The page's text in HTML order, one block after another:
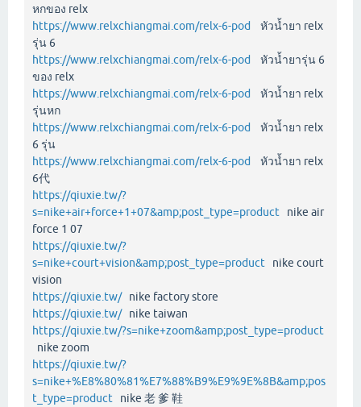
หกของ relx
https://www.relxchiangmai.com/relx-6-pod
หัวน้ำยา relx
รุ่น 6
https://www.relxchiangmai.com/relx-6-pod
หัวน้ำยารุ่น 6
ของ relx
https://www.relxchiangmai.com/relx-6-pod
หัวน้ำยา relx
รุ่นหก
https://www.relxchiangmai.com/relx-6-pod
หัวน้ำยา relx
6 รุ่น
https://www.relxchiangmai.com/relx-6-pod
หัวน้ำยา relx
6代
https://qiuxie.tw/?
s=nike+air+force+1+07&amp;post_type=product nike air
force 1 07
https://qiuxie.tw/?
s=nike+court+vision&amp;post_type=product nike court
vision
https://qiuxie.tw/nike factory store
https://qiuxie.tw/nike taiwan
https://qiuxie.tw/?s=nike+zoom&amp;post_type=product
nike zoom
https://qiuxie.tw/?
s=nike+%E8%80%81%E7%88%B9%E9%9E%8B&amp;pos
t_type=product nike 老 爹 鞋